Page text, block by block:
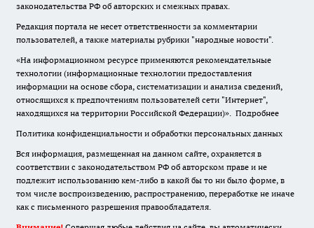
законодательства РФ об авторских и смежных правах.
Редакция портала не несет ответственности за комментарии
пользователей, а также материалы рубрики "народные новости".
«На информационном ресурсе применяются рекомендательные
технологии (информационные технологии предоставления
информации на основе сбора, систематизации и анализа сведений,
относящихся к предпочтениям пользователей сети "Интернет",
находящихся на территории Российской Федерации)». Подробнее
Политика конфиденциальности и обработки персональных данных
Вся информация, размещенная на данном сайте, охраняется в
соответствии с законодательством РФ об авторском праве и не
подлежит использованию кем-либо в какой бы то ни было форме, в
том числе воспроизведению, распространению, переработке не иначе
как с письменного разрешения правообладателя.